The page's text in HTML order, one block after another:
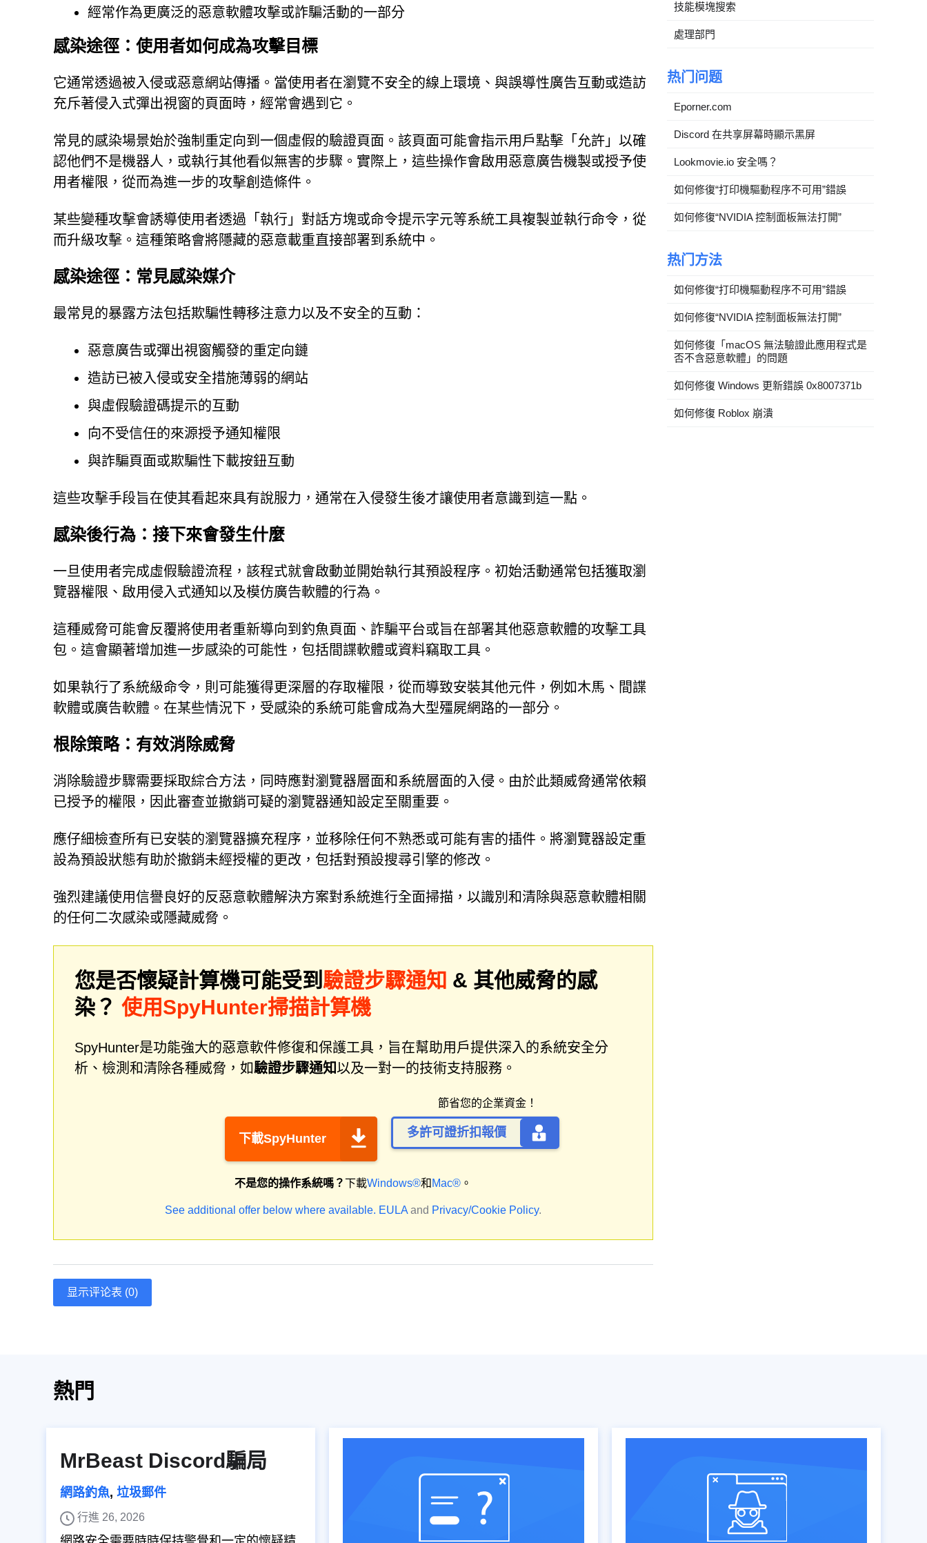
經常作為更廣泛的惡意軟體攻擊或詐騙活動的一部分
感染途徑：使用者如何成為攻擊目標
它通常透過被入侵或惡意網站傳播。當使用者在瀏覽不安全的線上環境、與誤導性廣告互動或造訪
充斥著侵入式彈出視窗的頁面時，經常會遇到它。
常見的感染場景始於強制重定向到一個虛假的驗證頁面。該頁面可能會指示用戶點擊「允許」以確
認他們不是機器人，或執行其他看似無害的步驟。實際上，這些操作會啟用惡意廣告機製或授予使
用者權限，從而為進一步的攻擊創造條件。
某些變種攻擊會誘導使用者透過「執行」對話方塊或命令提示字元等系統工具複製並執行命令，從
而升級攻擊。這種策略會將隱藏的惡意載重直接部署到系統中。
感染途徑：常見感染媒介
最常見的暴露方法包括欺騙性轉移注意力以及不安全的互動：
惡意廣告或彈出視窗觸發的重定向鏈
造訪已被入侵或安全措施薄弱的網站
與虛假驗證碼提示的互動
向不受信任的來源授予通知權限
與詐騙頁面或欺騙性下載按鈕互動
這些攻擊手段旨在使其看起來具有說服力，通常在入侵發生後才讓使用者意識到這一點。
感染後行為：接下來會發生什麼
一旦使用者完成虛假驗證流程，該程式就會啟動並開始執行其預設程序。初始活動通常包括獲取瀏
覽器權限、啟用侵入式通知以及模仿廣告軟體的行為。
這種威脅可能會反覆將使用者重新導向到釣魚頁面、詐騙平台或旨在部署其他惡意軟體的攻擊工具
包。這會顯著增加進一步感染的可能性，包括間諜軟體或資料竊取工具。
如果執行了系統級命令，則可能獲得更深層的存取權限，從而導致安裝其他元件，例如木馬、間諜
軟體或廣告軟體。在某些情況下，受感染的系統可能會成為大型殭屍網路的一部分。
根除策略：有效消除威脅
消除驗證步驟需要採取綜合方法，同時應對瀏覽器層面和系統層面的入侵。由於此類威脅通常依賴
已授予的權限，因此審查並撤銷可疑的瀏覽器通知設定至關重要。
應仔細檢查所有已安裝的瀏覽器擴充程序，並移除任何不熟悉或可能有害的插件。將瀏覽器設定重
設為預設狀態有助於撤銷未經授權的更改，包括對預設搜尋引擎的修改。
強烈建議使用信譽良好的反惡意軟體解決方案對系統進行全面掃描，以識別和清除與惡意軟體相關
的任何二次感染或隱藏威脅。
您是否懷疑計算機可能受到驗證步驟通知 & 其他威脅的感
染？ 使用SpyHunter掃描計算機
SpyHunter是功能強大的惡意軟件修復和保護工具，旨在幫助用戶提供深入的系統安全分
析、檢測和清除各種威脅，如驗證步驟通知以及一對一的技術支持服務。
下載SpyHunter
節省您的企業資金！
多許可證折扣報價
不是您的操作系統嗎？下載Windows®和 Mac® 。
See additional offer below where available. EULA and Privacy/Cookie Policy.
显示评论表 (0)
技能模塊搜索
處理部門
热门问题
Eporner.com
Discord 在共享屏幕時顯示黑屏
Lookmovie.io 安全嗎？
如何修復“打印機驅動程序不可用”錯誤
如何修復“NVIDIA 控制面板無法打開”
热门方法
如何修復“打印機驅動程序不可用”錯誤
如何修復“NVIDIA 控制面板無法打開”
如何修復「macOS 無法驗證此應用程式是
否不含惡意軟體」的問題
如何修復 Windows 更新錯誤 0x8007371b
如何修復 Roblox 崩潰
熱門
MrBeast Discord騙局
網路釣魚, 垃圾郵件
行進 26, 2026